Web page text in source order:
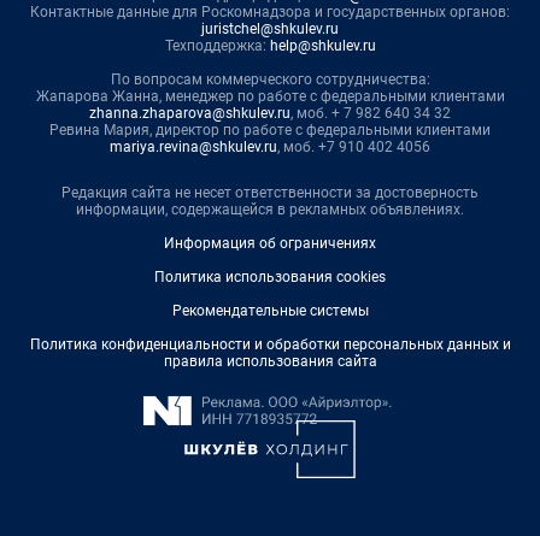
Контактные данные для Роскомнадзора и государственных органов:
juristchel@shkulev.ru
Техподдержка: help@shkulev.ru
По вопросам коммерческого сотрудничества:
Жапарова Жанна, менеджер по работе с федеральными клиентами
zhanna.zhaparova@shkulev.ru, моб. + 7 982 640 34 32
Ревина Мария, директор по работе с федеральными клиентами
mariya.revina@shkulev.ru, моб. +7 910 402 4056
Редакция сайта не несет ответственности за достоверность
информации, содержащейся в рекламных объявлениях.
Информация об ограничениях
Политика использования cookies
Рекомендательные системы
Политика конфиденциальности и обработки персональных данных и
правила использования сайта